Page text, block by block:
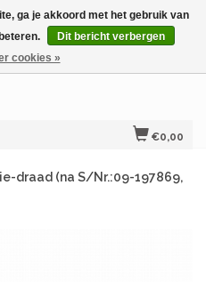
€0,00
draad (na S/Nr.:09-197869,
ga je akkoord met het gebruik van
Dit bericht verbergen
cookies »